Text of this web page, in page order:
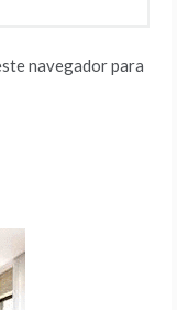
navegador para